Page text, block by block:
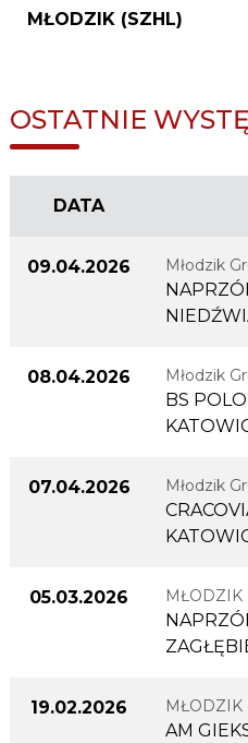
MŁODZIK (SZHL)
OSTATNIE
DATA
09.04.2026 Młodzik
08.04.2026 Młodzik
BS
07.04.2026 Młodzik
05.03.2026 MŁODZIK
19.02.2026 MŁODZIK
AM